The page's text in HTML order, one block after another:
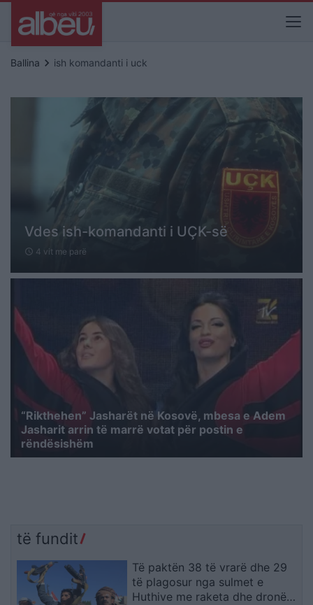
Ballina keyboard_arrow_right ish komandanti i uck
Vdes ish-komandanti i UÇK-së
schedule 4 vit me parë
“Rikthehen” Jasharët në Kosovë, mbesa e Adem
Jasharit arrin të marrë votat për postin e
rëndësishëm
të fundit
Të paktën 38 të vrarë dhe 29
të plagosur nga sulmet e
Huthive me raketa dhe dronë